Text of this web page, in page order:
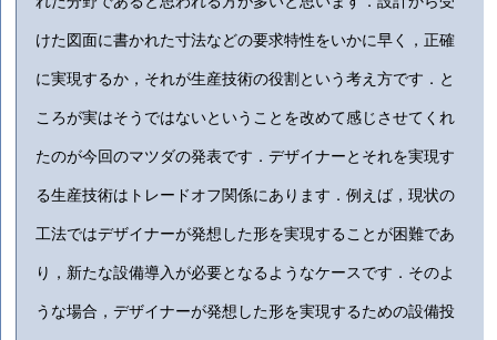
けた図面に書かれた寸法などの要求特性をいかに早く，正確
に実現するか，それが生産技術の役割という考え方です．と
ころが実はそうではないということを改めて感じさせてくれ
たのが今回のマツダの発表です．デザイナーとそれを実現す
る生産技術はトレードオフ関係にあります．例えば，現状の
工法ではデザイナーが発想した形を実現することが困難であ
り，新たな設備導入が必要となるようなケースです．そのよ
うな場合，デザイナーが発想した形を実現するための設備投